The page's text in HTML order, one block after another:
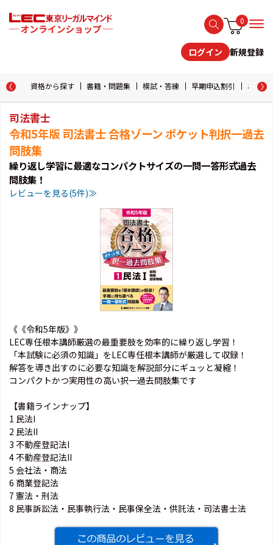
0
ログイン 新規登録
資格から探す 書籍・問題集 模試・答練 早期申込割引 おため
司法書士
令和5年版 司法書士 合格ゾーン ポケット判択一過去
問肢集
繰り返し学習に最適なコンパクトサイズの一問一答形式過去
問肢集！
レビューを見る(5件)≫
《《令和5年版》》
LEC専任根本講師厳選の最重要肢を効率的に繰り返し学習！
「本試験に必須の知識」をLEC専任根本講師が厳選して収録！
解答を導き出すのに必要な知識を解説部分にギュッと凝縮！
コンパクトかつ実用性の高い択一過去問肢集です
【書籍ラインナップ】
1 民法I
2 民法II
3 不動産登記法I
4 不動産登記法II
5 会社法・商法
6 商業登記法
7 憲法・刑法
8 民事訴訟法・民事執行法・民事保全法・供託法・司法書士法